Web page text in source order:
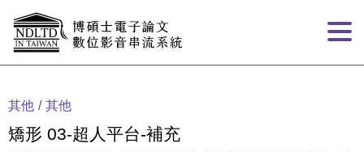
其他 其他
矯形 03-超人平台-補充